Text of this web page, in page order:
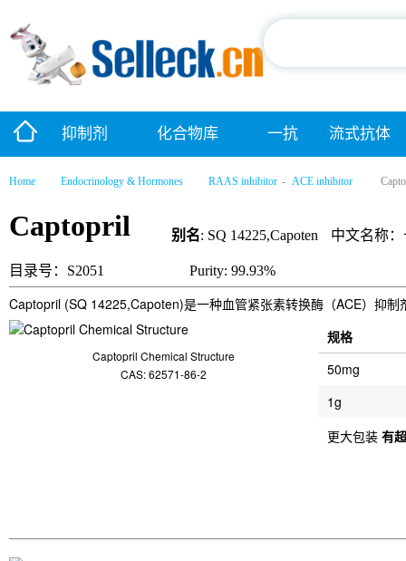
抑制剂 化合物库 一抗 流式抗体
Home Endocrinology & Hormones RAAS inhibitor - ACE inhibitor
Captopril 别名: SQ 14225,Capoten 中文名称
目录号：S2051 Purity: 99.93%
Captopril (SQ 14225,Capoten)是一种血管紧张素转换酶（ACE）抑制
Captopril Chemical Structure
CAS: 62571-86-2
规格
50mg
1g
更大包装 有